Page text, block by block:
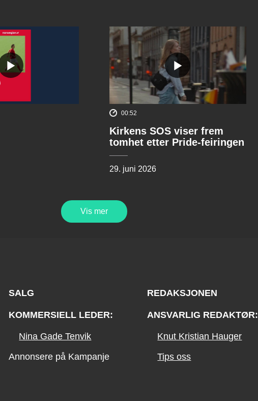
00:52
Kirkens SOS viser frem
tomhet etter Pride-feiringen
29. juni 2026
Vis mer
SALG
KOMMERSIELL LEDER:
Nina Gade Tenvik
Annonsere på Kampanje
REDAKSJONEN
ANSVARLIG REDAKTØR:
Knut Kristian Hauger
Tips oss